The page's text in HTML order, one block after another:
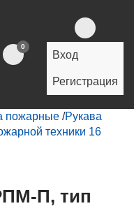
0
Вход
Регистрация
пожарные /Рукава
техники 16
П, тип